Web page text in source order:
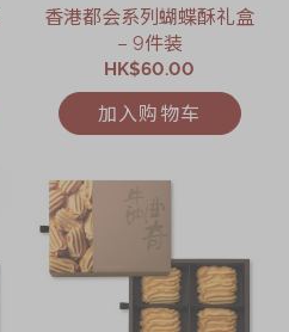
香港都会系列蝴蝶酥礼盒
– 9件装
HK$60.00
加入购物车